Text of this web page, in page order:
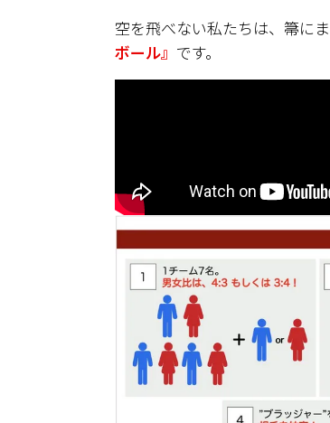
空を飛べない私たちは、箒に
ボール』 です。